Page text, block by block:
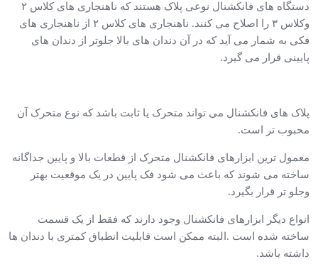
دستگاه های فانکشنال نوعی پلاک هستند که ناهنجاری های کلاس ۲
وکلاس ۳ را اصلاح می کنند. ناهنجاری های کلاس ۲ از ناهنجاری های
فکی به شمار می آید که در آن دندان های بالا جلوتر از دندان های
پایینی قرار می گیرد.
پلاک های فانکشنال می تواند متحرک یا ثابت باشد که نوع متحرک آن
محبوب تر است.
معمول ترین ابزارهای فانکشنال متحرک از قطعات بالا و پایین جداگانه
ساخته می شوند که باعث می شود فک پایین در یک موقعیت بهتر
وجلو تر قرار بگیرد.
انواع دیگر ابزارهای فانکشنال وجود دارند که فقط از یک قسمت
ساخته شده است .البته ممکن است قابلیت انطباق کمتری با دندان ها
داشته باشد.